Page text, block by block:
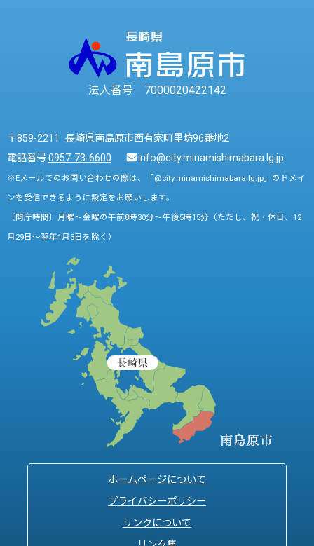
法人番号 7000020422142
〒859-2211 長崎県南島原市西有家町里坊96番地2
電話番号:0957-73-6600 info@city.minamishimabara.lg.jp
※Eメールでのお問い合わせの際は、「@city.minamishimabara.lg.jp」のドメイ
ンを受信できるように設定をお願いします。
〔開庁時間〕月曜～金曜の午前8時30分～午後5時15分（ただし、祝・休日、12
月29日～翌年1月3日を除く）
ホームページについて
プライバシーポリシー
リンクについて